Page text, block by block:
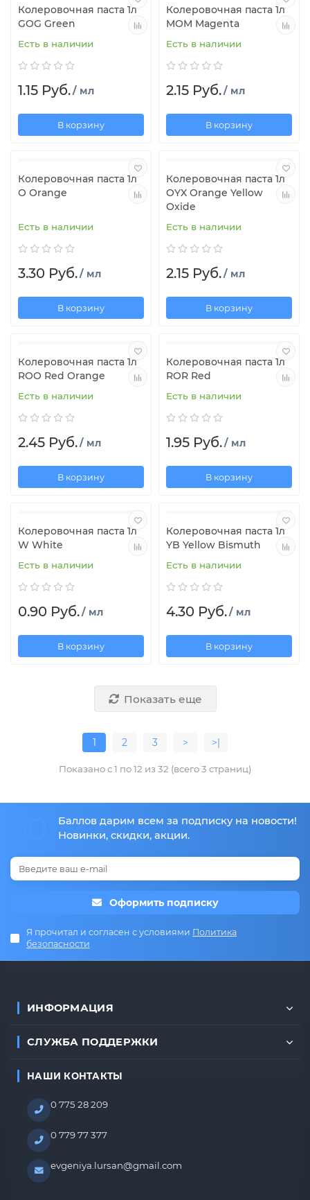
Колеровочная паста 1л
GOG Green
Есть в наличии
1.15 Руб./ мл
В корзину
Колеровочная паста 1л
MOM Magenta
Есть в наличии
2.15 Руб./ мл
В корзину
Колеровочная паста 1л
O Orange
Есть в наличии
3.30 Руб./ мл
В корзину
Колеровочная паста 1л
OYX Orange Yellow
Oxide
Есть в наличии
2.15 Руб./ мл
В корзину
Колеровочная паста 1л
ROO Red Orange
Есть в наличии
2.45 Руб./ мл
В корзину
Колеровочная паста 1л
ROR Red
Есть в наличии
1.95 Руб./ мл
В корзину
Колеровочная паста 1л
W White
Есть в наличии
0.90 Руб./ мл
В корзину
Колеровочная паста 1л
YB Yellow Bismuth
Есть в наличии
4.30 Руб./ мл
В корзину
Показать еще
1 2 3 > >|
Показано с 1 по 12 из 32 (всего 3 страниц)
Баллов дарим всем за подписку на новости!
Новинки, скидки, акции.
Оформить подписку
Я прочитал и согласен с условиями Политика
безопасности
ИНФОРМАЦИЯ
СЛУЖБА ПОДДЕРЖКИ
НАШИ КОНТАКТЫ
0 775 28 209
0 779 77 377
evgeniya.lursan@gmail.com